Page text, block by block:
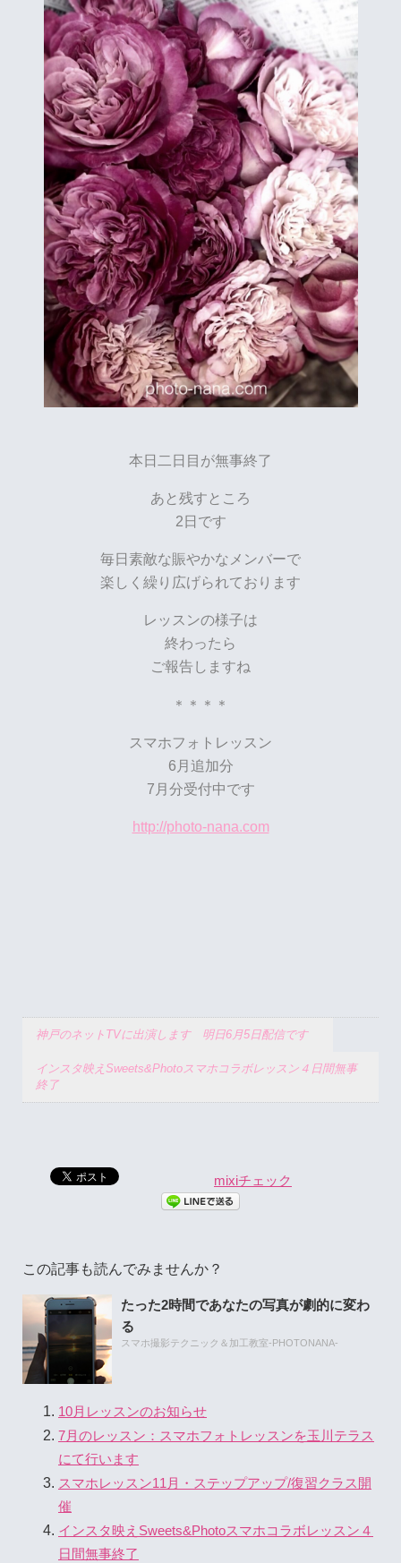
本日二日目が無事終了
あと残すところ
2日です
毎日素敵な賑やかなメンバーで
楽しく繰り広げられております
レッスンの様子は
終わったら
ご報告しますね
＊＊＊＊
スマホフォトレッスン
6月追加分
7月分受付中です
http://photo-nana.com
神戸のネットTVに出演します 明日6月5日配信です
インスタ映えSweets&Photoスマホコラボレッスン４日間無事
終了
mixiチェック
この記事も読んでみませんか？
たった2時間であなたの写真が劇的に変わ
る
スマホ撮影テクニック＆加工教室-PHOTONANA-
10月レッスンのお知らせ
7月のレッスン：スマホフォトレッスンを玉川テラス
にて行います
スマホレッスン11月・ステップアップ/復習クラス開
催
インスタ映えSweets&Photoスマホコラボレッスン４
日間無事終了